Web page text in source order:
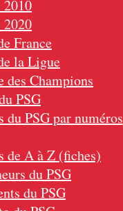
2010
2020
France
la Ligue
des Champions
PSG
du PSG par numéros
de A à Z (fiches)
du PSG
du PSG